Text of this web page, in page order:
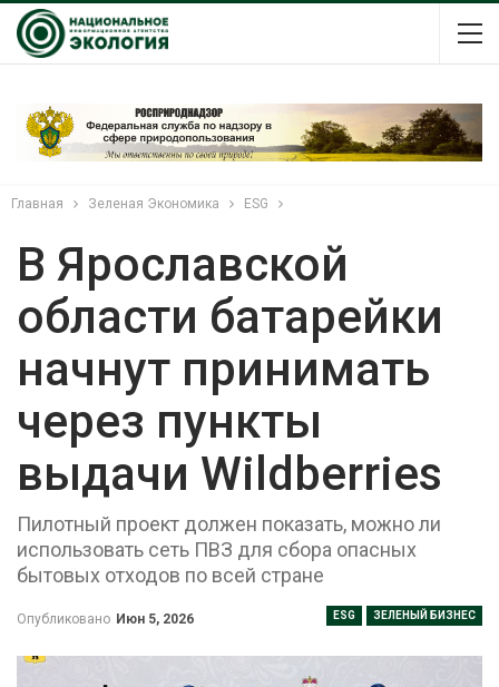
Главная Зеленая Экономика ESG
В Ярославской
области батарейки
начнут принимать
через пункты
выдачи Wildberries
Пилотный проект должен показать, можно ли
использовать сеть ПВЗ для сбора опасных
бытовых отходов по всей стране
ESG ЗЕЛЕНЫЙ БИЗНЕС
Опубликовано Июн 5, 2026